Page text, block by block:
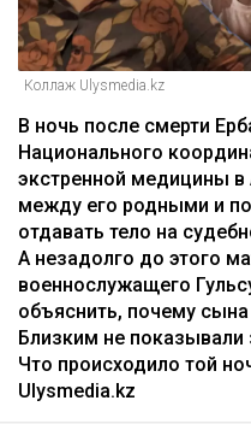
Коллаж Ulysmedia.kz
В ночь после смерти
Национального
экстренной медицины
между его родными и
отдавать тело на
А незадолго до этого
военнослужащего
объяснить, почему
Близким не показывали
Что происходило той
Ulysmedia.kz